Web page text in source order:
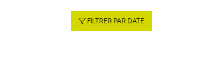
FILTRER PAR DATE